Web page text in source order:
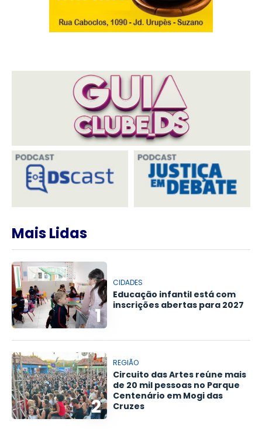
Mais Lidas
1
CIDADES
Educação infantil está com
inscrições abertas para 2027
2
REGIÃO
Circuito das Artes reúne mais
de 20 mil pessoas no Parque
Centenário em Mogi das
Cruzes